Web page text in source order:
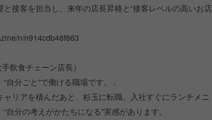
接客を担当し、来年の店長昇格と“接客レベルの高いお店
n/n914cdb48f863
飲食チェーン店長）
分ごと”で働ける職場です。」
リアを積んだあと、杉玉に転職。入社すぐにランチメニ
分の考えがかたちになる”実感があります。